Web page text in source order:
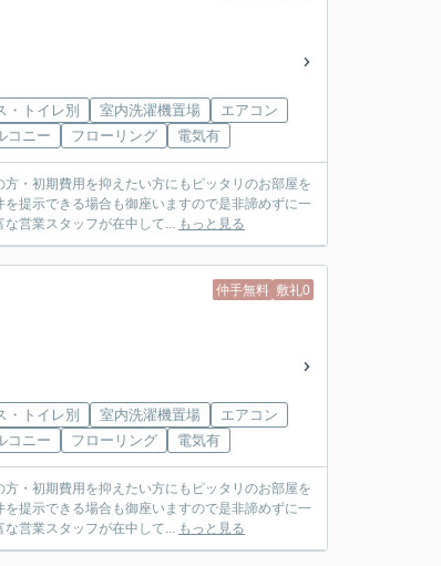
・トイレ別 室内洗濯機置場
エアコン
コニー
フローリング 電気有
・初期費用を抑えたい方にもピッタリのお部屋を
提示できる場合も御座いますので是非諦めずに一
豊富な営業スタッフが在中して... もっと見る
仲手無料 敷礼0
・トイレ別 室内洗濯機置場
エアコン
コニー
フローリング 電気有
・初期費用を抑えたい方にもピッタリのお部屋を
提示できる場合も御座いますので是非諦めずに一
豊富な営業スタッフが在中して... もっと見る